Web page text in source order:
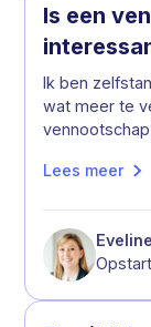
Is een
Ik ben
wat meer te
Lees meer
Eveline